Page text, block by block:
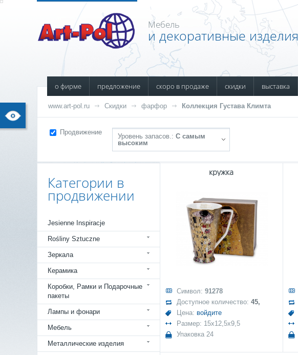
Мебель
и декоративные изделия
о фирме предложение скоро в продаже скидки выставка
www.art-pol.ru Скидки фарфор Коллекция Густава Климта
Продвижение
Уровень запасов.: С самым
высоким
Категории в
продвижении
Jesienne Inspiracje
Rośliny Sztuczne
Зеркала
Керамика
Коробки, Рамки и Подарочные
пакеты
Лампы и фонари
Мебель
Металлические изделия
кружка
Символ: 91278
Доступное количество: 45,
Цена: войдите
Размер: 15x12,5x9,5
Упаковка 24